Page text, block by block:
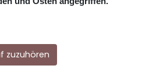
zuzuhören